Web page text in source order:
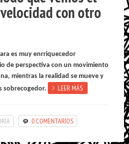
con otro
es muy enrriquecedor
de perspectiva con un movimiento
mientras la realidad se mueve y
sobrecogedor.
LEER MÁS
0 COMENTARIOS